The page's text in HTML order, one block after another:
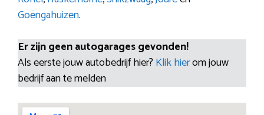
Goëngahuizen.
Er zijn geen autogarages gevonden!
Als eerste jouw autobedrijf hier? Klik hierom jouw
bedrijf aan te melden